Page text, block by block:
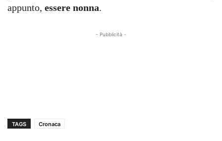
appunto, essere nonna.
- Pubblicità -
TAGS Cronaca